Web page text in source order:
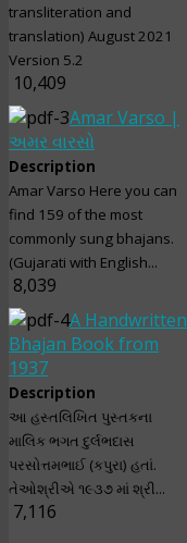
transliteration and
translation) August 2021
Version 5.2
10,409
Amar Varso |
અમર વારસો
Description
Amar Varso Here you can
find 159 of the most
commonly sung bhajans.
(Gujarati with English...
8,039
A Handwritten
Bhajan Book from
1937
Description
આ હસ્તલિખિત પુસ્તકના
માલિક ભગત દુર્લભદાસ
પરસોત્તમભાઈ (કપુરા) હતાં.
તેઓશ્રીએ ૧૯૩૭ માં શ્રી...
7,116